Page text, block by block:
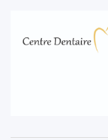
Traitement
Fréquemment
canal) sert à
dentaire. La
endommagée.
Ne jamais
Tous ceux qui ont
en l’absence de